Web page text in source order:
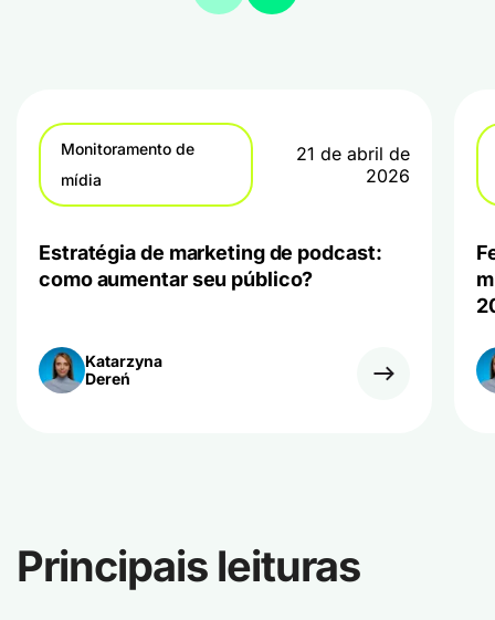
Monitoramento de
mídia
21 de abril de
2026
Estratégia de marketing de podcast:
como aumentar seu público?
Katarzyna
Dereń
Principais leituras